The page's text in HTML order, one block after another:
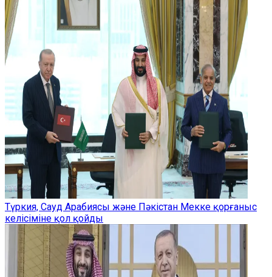
Түркия, Сауд Арабиясы және Пәкістан Мекке қорғаныс
келісіміне қол қойды